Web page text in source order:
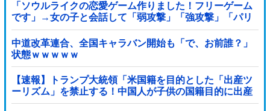
「ソウルライクの恋愛ゲーム作りました！フリーゲーム
です」→女の子と会話して「弱攻撃」「強攻撃」「パリ
ィ」「ローリング」を選ぶガチでダークソウルなんだが
ｗｗｗｗｗ他
中道改革連合、全国キャラバン開始も「で、お前誰？」
状態ｗｗｗｗｗ
【速報】トランプ大統領「米国籍を目的とした「出産ツ
ーリズム」を禁止する！中国人が子供の国籍目的に出産
しに来るのはおかしい！」ｗｗｗｗｗｗｗｗｗｗｗｗｗ